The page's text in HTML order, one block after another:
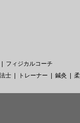
フィジカルコーチ
士 トレーナー 鍼灸